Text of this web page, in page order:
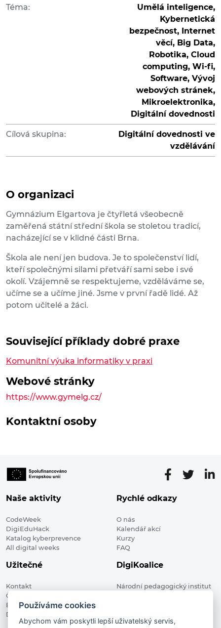
Téma:
Umělá inteligence,
Kybernetická
bezpečnost, Internet
věcí, Big Data,
Robotika, Cloud
computing, Wi-fi,
Software, Vývoj
webových stránek,
Mikroelektronika,
Digitální dovednosti
Cílová skupina:
Digitální dovednosti ve
vzdělávání
O organizaci
Gymnázium Elgartova je čtyřletá všeobecně
zaměřená státní střední škola se stoletou tradicí,
nacházející se v klidné části Brna.
Škola ale není jen budova. Je to společenství lidí,
kteří společnými silami přetváří sami sebe i své
okolí. Vzájemně se respektujeme, vzděláváme se,
učíme se a učíme jiné. Jsme v první řadě lidé. Až
potom učitelé a žáci.
Související příklady dobré praxe
Komunitní výuka informatiky v praxi
Webové stránky
https://www.gymelg.cz/
Kontaktní osoby
Naše aktivity
CodeWeek
DigiEduHack
Katalog kyberprevence
All digital weeks
Rychlé odkazy
O nás
Kalendář akcí
Kurzy
FAQ
Užitečné
Kontakt
Členské organizace
Blog
Digitalizace ve vzdělávání
DigiKoalice
Národní pedagogický institut
Používáme cookies
Abychom vám poskytli lepší uživatelský servis,